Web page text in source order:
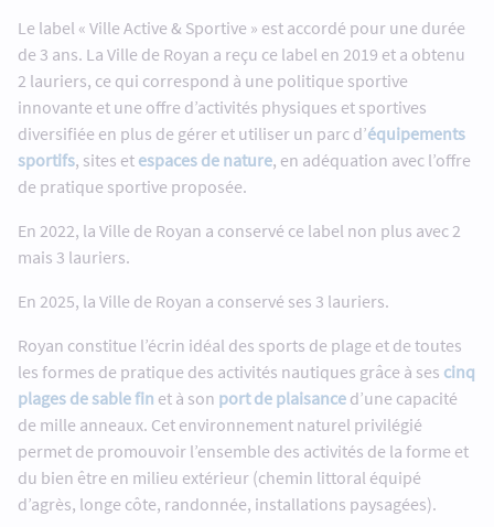
Le label « Ville Active & Sportive » est accordé pour une durée
de 3 ans. La Ville de Royan a reçu ce label en 2019 et a obtenu
2 lauriers, ce qui correspond à une politique sportive
innovante et une offre d’activités physiques et sportives
diversifiée en plus de gérer et utiliser un parc d’équipements
sportifs, sites et espaces de nature, en adéquation avec l’offre
de pratique sportive proposée.
En 2022, la Ville de Royan a conservé ce label non plus avec 2
mais 3 lauriers.
En 2025, la Ville de Royan a conservé ses 3 lauriers.
Royan constitue l’écrin idéal des sports de plage et de toutes
les formes de pratique des activités nautiques grâce à ses cinq
plages de sable fin et à son port de plaisance d’une capacité
de mille anneaux. Cet environnement naturel privilégié
permet de promouvoir l’ensemble des activités de la forme et
du bien être en milieu extérieur (chemin littoral équipé
d’agrès, longe côte, randonnée, installations paysagées).